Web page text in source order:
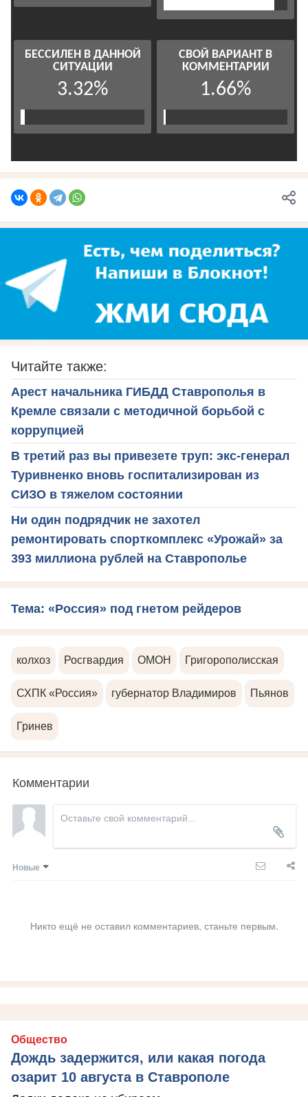
Читайте также:
Арест начальника ГИБДД Ставрополья в
Кремле связали с методичной борьбой с
коррупцией
В третий раз вы привезете труп: экс-генерал
Туривненко вновь госпитализирован из
СИЗО в тяжелом состоянии
Ни один подрядчик не захотел
ремонтировать спорткомплекс «Урожай» за
393 миллиона рублей на Ставрополье
Тема: «Россия» под гнетом рейдеров
колхоз Росгвардия ОМОН Григорополисская
СХПК «Россия» губернатор Владимиров Пьянов
Гринев
Комментарии
Новые
Никто ещё не оставил комментариев, станьте первым.
Общество
Дождь задержится, или какая погода
озарит 10 августа в Ставрополе